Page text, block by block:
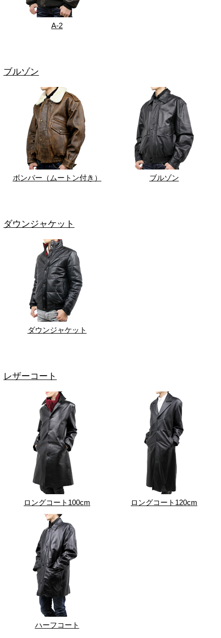
A-2
ブルゾン
ボンバー（ムートン付き） ブルゾン
ダウンジャケット
ダウンジャケット
レザーコート
ロングコート100cm ロングコート120cm
ハーフコート